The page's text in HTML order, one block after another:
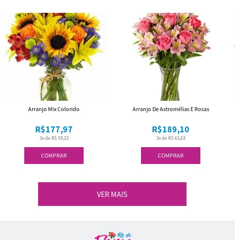
COMPRAR
3x de R$ 59,32
R$177,97
Arranjo Mix Colorido
COMPRAR
3x de R$ 63,03
R$189,10
Arranjo De Astromélias E Rosas
VER MAIS